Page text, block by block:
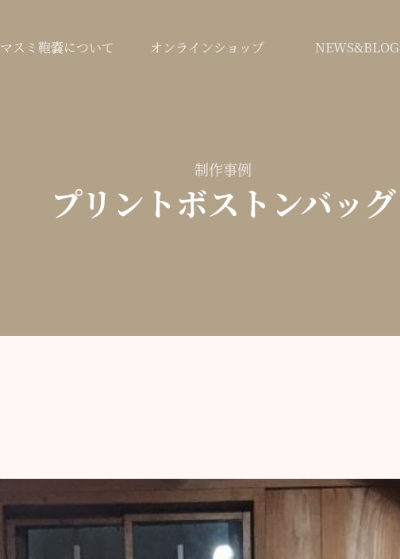
マスミ鞄嚢について オンラインショップ NEWS&BLOG
制作事例
プリントボストンバッグ